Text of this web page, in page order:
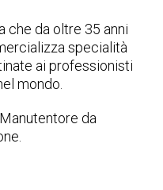
che da oltre 35 anni
specialità
ai professionisti
mondo.
da